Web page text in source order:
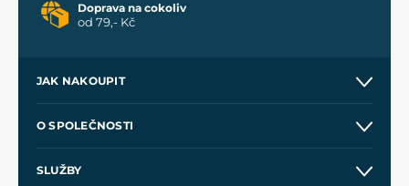
Doprava na cokoliv
od 79,- Kč
JAK NAKOUPIT
Velkoobchod
O SPOLEČNOSTI
SLUŽBY